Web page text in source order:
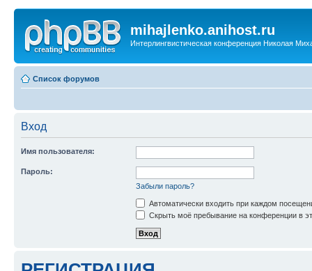
mihajlenko.anihost.ru
Интерлингвистическая конференция Николая
Список форумов
Вход
Имя пользователя:
Пароль:
Забыли пароль?
Автоматически входить при каждом
Скрыть моё пребывание на конференции в